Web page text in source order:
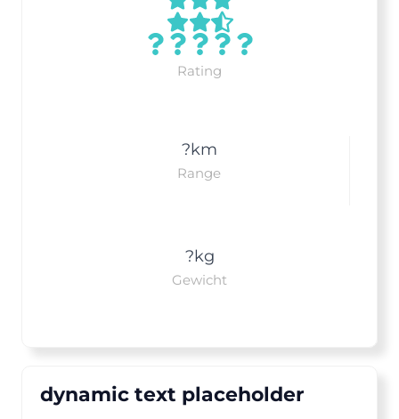
Rating
?km
Range
?kg
Gewicht
dynamic text placeholder